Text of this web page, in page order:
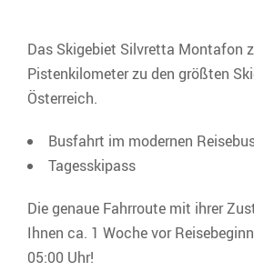
Das Skigebiet Silvretta Montafon
Pistenkilometer zu den größten
Österreich.
Busfahrt im modernen
Tagesskipass
Die genaue Fahrroute mit ihrer
Ihnen ca. 1 Woche vor
05:00 Uhr!